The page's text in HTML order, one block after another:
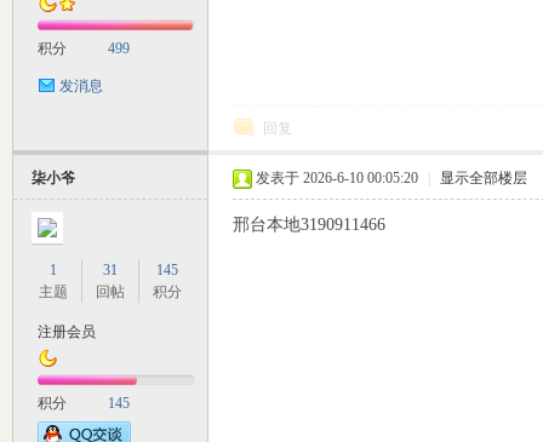
积分 499
发消息
回复
柒小爷
1
主题
31
回帖
145
积分
注册会员
积分 145
发表于 2026-6-10 00:05:20 显示全部楼层
邢台本地3190911466